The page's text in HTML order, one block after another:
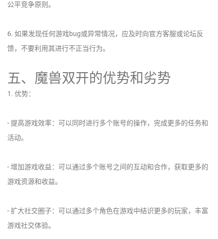
公平竞争原则。
6. 如果发现任何游戏bug或异常情况，应及时向官方客服或论坛反
馈，不要利用其进行不正当行为。
五、魔兽双开的优势和劣势
1. 优势：
- 提高游戏效率：可以同时进行多个账号的操作，完成更多的任务和
活动。
- 增加游戏收益：可以通过多个账号之间的互动和合作，获取更多的
游戏资源和收益。
- 扩大社交圈子：可以通过多个角色在游戏中结识更多的玩家，丰富
游戏社交体验。